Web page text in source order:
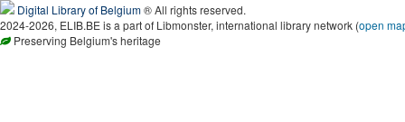
Digital Library of Belgium® All rights reserved.
2024-2026, ELIB.BE is a part of Libmonster, international library network (open
Preserving Belgium's heritage